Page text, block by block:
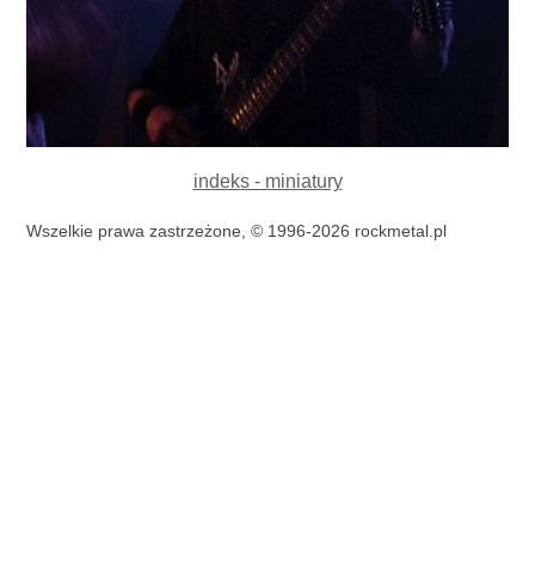
indeks - miniatury
Wszelkie prawa zastrzeżone, © 1996-2026 rockmetal.pl